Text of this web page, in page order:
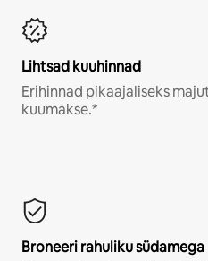
Lihtsad kuuhinnad
Erihinnad pikaajaliseks
kuumakse.*
Broneeri rahuliku südamega